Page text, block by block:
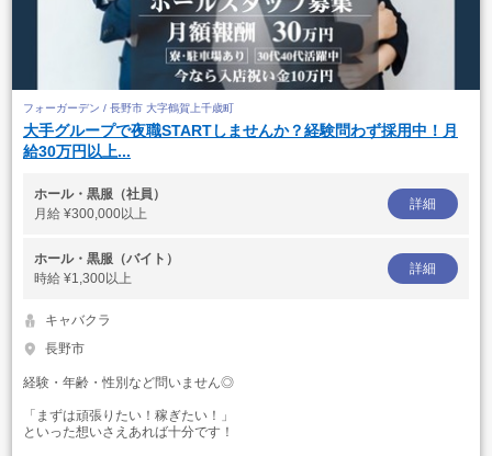
フォーガーデン / 長野市 大字鶴賀上千歳町
大手グループで夜職STARTしませんか？経験問わず採用中！月
給30万円以上...
ホール・黒服（社員）
月給 ¥300,000以上
詳細
ホール・黒服（バイト）
時給 ¥1,300以上
詳細
キャバクラ
長野市
経験・年齢・性別など問いません◎
「まずは頑張りたい！稼ぎたい！」
といった想いさえあれば十分です！